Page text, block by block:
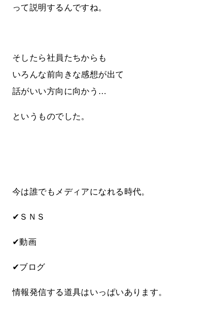
って説明するんですね。
そしたら社員たちからも
いろんな前向きな感想が出て
話がいい方向に向かう…
というものでした。
今は誰でもメディアになれる時代。
✔ＳＮＳ
✔動画
✔ブログ
情報発信する道具はいっぱいあります。